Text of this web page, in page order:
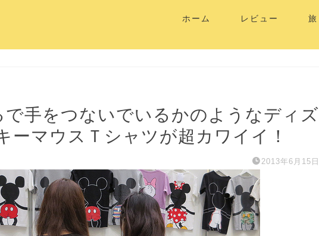
ホーム レビュー 旅
で手をつないでいるかのようなディズ
ーマウスＴシャツが超カワイイ！
2013年6月15日